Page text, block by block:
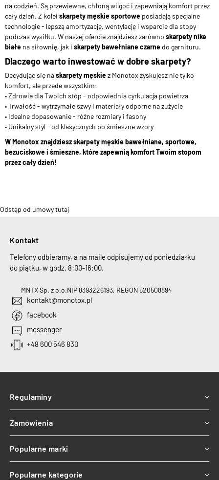
na codzień. Są przewiewne, chłoną wilgoć i zapewniają komfort przez
cały dzień. Z kolei skarpety męskie sportowe posiadają specjalne
technologie - lepszą amortyzację, wentylację i wsparcie dla stopy
podczas wysiłku. W naszej ofercie znajdziesz zarówno skarpety nike
białe na siłownię, jak i skarpety bawełniane czarne do garnituru.
Dlaczego warto inwestować w dobre skarpety?
Decydując się naskarpety męskiez Monotox zyskujesz nie tylko
komfort, ale przede wszystkim:
• Zdrowie dla Twoich stóp - odpowiednia cyrkulacja powietrza
• Trwałość - wytrzymałe szwy i materiały odporne na zużycie
• Idealne dopasowanie - różne rozmiary i fasony
• Unikalny styl - od klasycznych po śmieszne wzory
W Monotox znajdziesz skarpety męskie bawełniane, sportowe,
bezuciskowe i śmieszne, które zapewnią komfort Twoim stopom
przez cały dzień!
Odstąp od umowy tutaj
Kontakt
Telefony odbieramy, a na maile odpisujemy od poniedziałku
do piątku, w godz. 8:00-16:00.
MNTX Sp. z o.o.NIP 8393226193, REGON 520508894
kontakt@monotox.pl
facebook
messenger
+48 600 546 830
Regulaminy
Zamówienia
Popularne marki
Popularne kategorie